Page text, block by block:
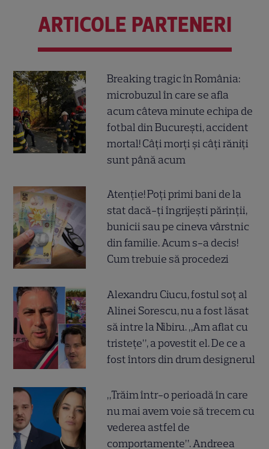
ARTICOLE PARTENERI
Breaking tragic în România:
microbuzul în care se afla
acum câteva minute echipa de
fotbal din București, accident
mortal! Câți morți și câți răniți
sunt până acum
Atenție! Poți primi bani de la
stat dacă-ți îngrijești părinții,
bunicii sau pe cineva vârstnic
din familie. Acum s-a decis!
Cum trebuie să procedezi
Alexandru Ciucu, fostul soț al
Alinei Sorescu, nu a fost lăsat
să intre la Nibiru. „Am aflat cu
tristețe”, a povestit el. De ce a
fost întors din drum designerul
„Trăim într-o perioadă în care
nu mai avem voie să trecem cu
vederea astfel de
comportamente”. Andreea